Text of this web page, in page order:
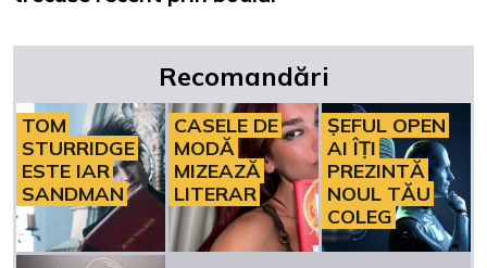
Recomandări
TOM
STURRIDGE
ESTE IAR
SANDMAN
CASELE DE
MODĂ
MIZEAZĂ
LITERAR
ȘEFUL OPEN
AI ÎȚI
PREZINTĂ
NOUL TĂU
COLEG